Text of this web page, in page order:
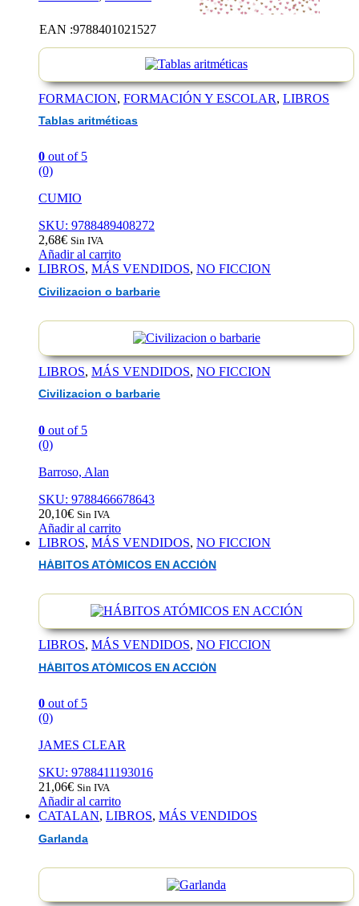
EAN :9788401021527
FORMACION, FORMACIÓN Y ESCOLAR, LIBROS
Tablas aritméticas
0 out of 5
(0)
CUMIO
SKU: 9788489408272
2,68€ Sin IVA
Añadir al carrito
LIBROS, MÁS VENDIDOS, NO FICCION
Civilizacion o barbarie
LIBROS, MÁS VENDIDOS, NO FICCION
Civilizacion o barbarie
0 out of 5
(0)
Barroso, Alan
SKU: 9788466678643
20,10€ Sin IVA
Añadir al carrito
LIBROS, MÁS VENDIDOS, NO FICCION
HÁBITOS ATÓMICOS EN ACCIÓN
LIBROS, MÁS VENDIDOS, NO FICCION
HÁBITOS ATÓMICOS EN ACCIÓN
0 out of 5
(0)
JAMES CLEAR
SKU: 9788411193016
21,06€ Sin IVA
Añadir al carrito
CATALAN, LIBROS, MÁS VENDIDOS
Garlanda